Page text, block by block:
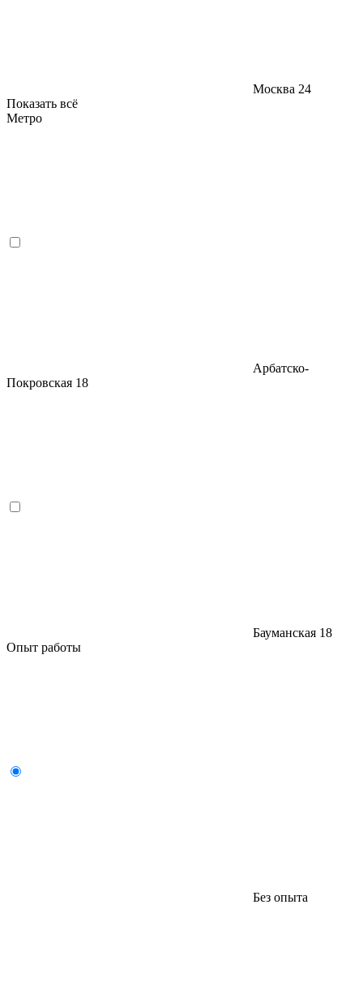
Москва 24
Показать всё
Метро
Арбатско-
Покровская 18
Бауманская 18
Опыт работы
Без опыта